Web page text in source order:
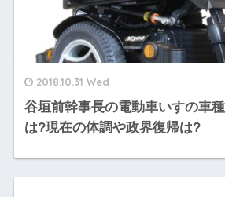
2018.10.31 Wed
谷垣前幹事長の電動車いすの車
は?現在の体調や政界復帰は?